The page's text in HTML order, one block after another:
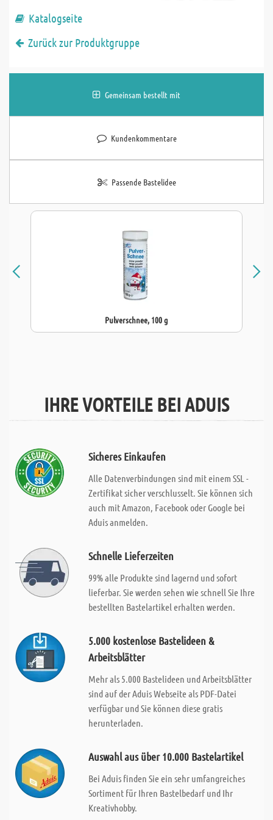
Katalogseite
Zurück zur Produktgruppe
Gemeinsam bestellt mit
Kundenkommentare
Passende Bastelidee
Pulverschnee, 100 g
IHRE VORTEILE BEI ADUIS
Sicheres Einkaufen
Alle Datenverbindungen sind mit einem SSL -
Zertifikat sicher verschlusselt. Sie können sich
auch mit Amazon, Facebook oder Google bei
Aduis anmelden.
Schnelle Lieferzeiten
99% alle Produkte sind lagernd und sofort
lieferbar. Sie werden sehen wie schnell Sie Ihre
bestellten Bastelartikel erhalten werden.
5.000 kostenlose Bastelideen &
Arbeitsblätter
Mehr als 5.000 Bastelideen und Arbeitsblätter
sind auf der Aduis Webseite als PDF-Datei
verfügbar und Sie können diese gratis
herunterladen.
Auswahl aus über 10.000 Bastelartikel
Bei Aduis finden Sie ein sehr umfangreiches
Sortiment für Ihren Bastelbedarf und Ihr
Kreativhobby.